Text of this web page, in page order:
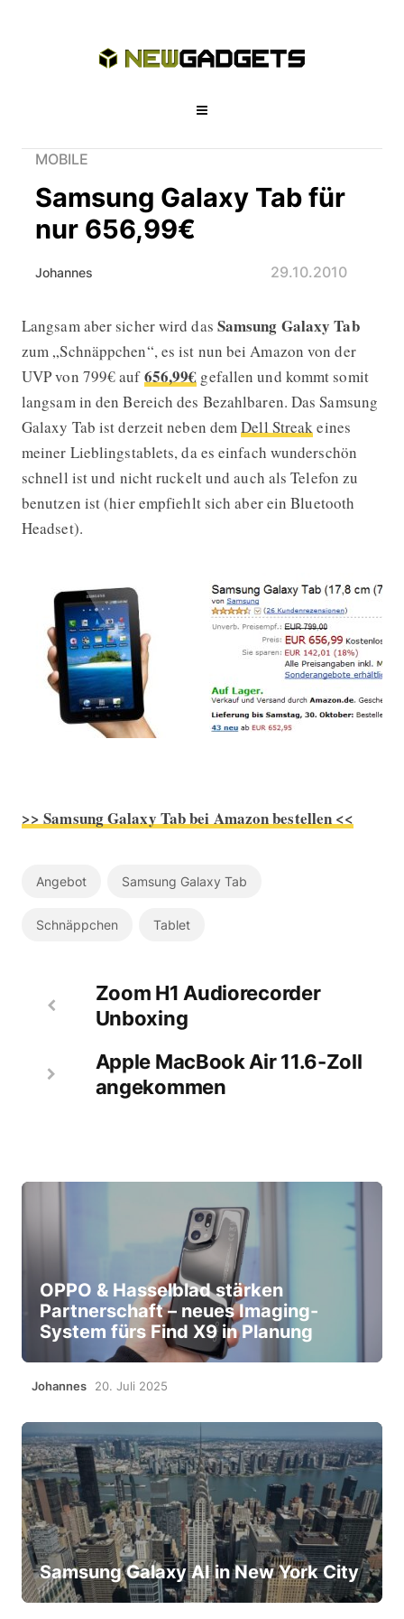
MOBILE
Samsung Galaxy Tab für
nur 656,99€
Johannes 29.10.2010
Samsung Galaxy Tab für nur
Langsam aber sicher wird das Samsung Galaxy Tab
zum „Schnäppchen“, es ist nun bei Amazon von der
UVP von 799€ auf656,99€ gefallen und kommt somit
langsam in den Bereich des Bezahlbaren. Das Samsung
Galaxy Tab ist derzeit neben demDell Streak eines
meiner Lieblingstablets, da es einfach wunderschön
schnell ist und nicht ruckelt und auch als Telefon zu
benutzen ist (hier empfiehlt sich aber ein Bluetooth
Headset).
>> Samsung Galaxy Tab bei Amazon bestellen <<
Angebot Samsung Galaxy Tab
Schnäppchen Tablet
Zoom H1 Audiorecorder
Unboxing
Apple MacBook Air 11.6-Zoll
angekommen
OPPO & Hasselblad stärken
Partnerschaft – neues Imaging-
System fürs Find X9 in Planung
Johannes 20. Juli 2025
Samsung Galaxy AI in New York City